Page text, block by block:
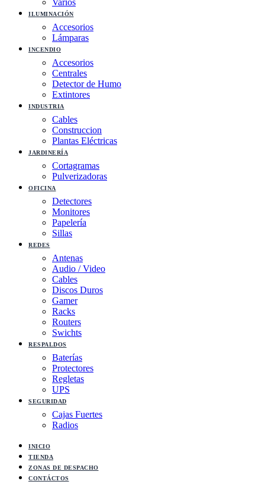
Varios
ILUMINACIÓN
Accesorios
Lámparas
INCENDIO
Accesorios
Centrales
Detector de Humo
Extintores
INDUSTRIA
Cables
Construccion
Plantas Eléctricas
JARDINERÍA
Cortagramas
Pulverizadoras
OFICINA
Detectores
Monitores
Papelería
Sillas
REDES
Antenas
Audio / Video
Cables
Discos Duros
Gamer
Racks
Routers
Swichts
RESPALDOS
Baterías
Protectores
Regletas
UPS
SEGURIDAD
Cajas Fuertes
Radios
INICIO
TIENDA
ZONAS DE DESPACHO
CONTÁCTOS